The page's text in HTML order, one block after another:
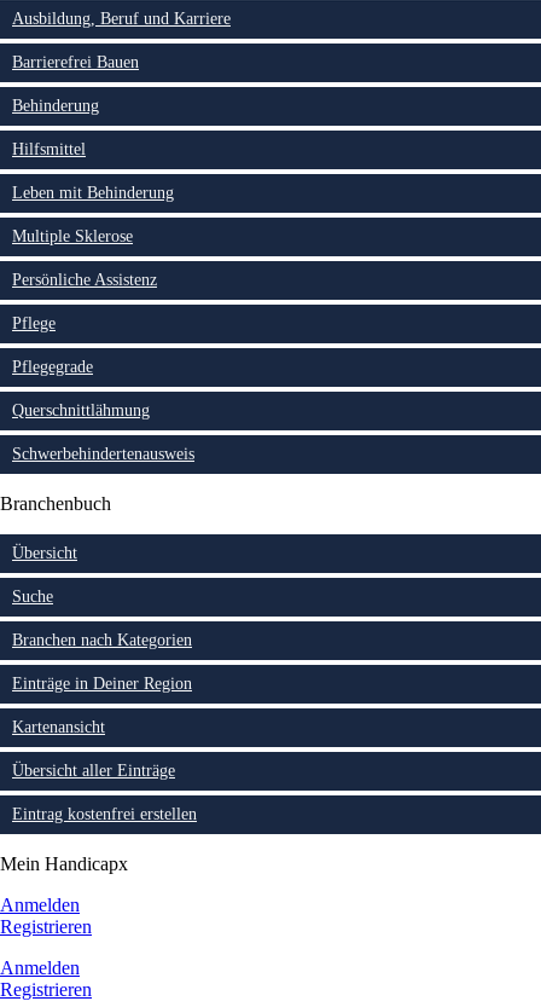
Ausbildung, Beruf und Karriere
Barrierefrei Bauen
Behinderung
Hilfsmittel
Leben mit Behinderung
Multiple Sklerose
Persönliche Assistenz
Pflege
Pflegegrade
Querschnittlähmung
Schwerbehindertenausweis
Branchenbuch
Übersicht
Suche
Branchen nach Kategorien
Einträge in Deiner Region
Kartenansicht
Übersicht aller Einträge
Eintrag kostenfrei erstellen
Mein Handicapx
Anmelden
Registrieren
Anmelden
Registrieren